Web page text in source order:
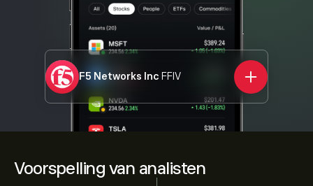
Voorspelling van analisten
F5 Networks Inc FFIV